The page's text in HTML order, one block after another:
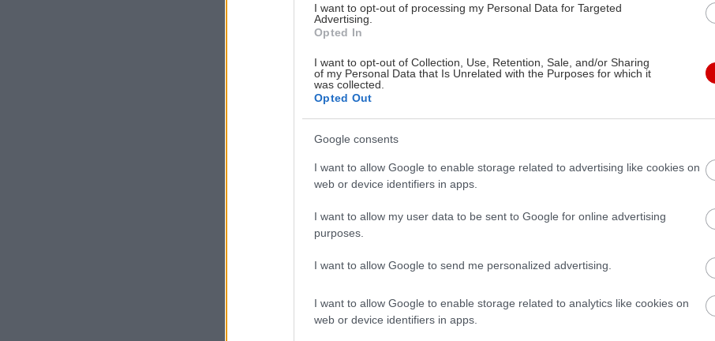
I want to opt-out of processing my Personal Data for Targeted
Advertising.
Opted In
I want to opt-out of Collection, Use, Retention, Sale, and/or Sharing
of my Personal Data that Is Unrelated with the Purposes for which it
was collected.
Opted Out
Google consents
I want to allow Google to enable storage related to advertising like cookies on
web or device identifiers in apps.
I want to allow my user data to be sent to Google for online advertising
purposes.
I want to allow Google to send me personalized advertising.
I want to allow Google to enable storage related to analytics like cookies on
web or device identifiers in apps.
Κ
άτω από τον ίσκιο των δέντρων, αλλά και σε αυλές και
ιταλική κουζίνα με πρώτες και καλύτερες τις
περιμένει στις παρακάτω διευθύνσεις για καλοκαιρινές
υπέροχες γεύσεις και αρώματα.
Και μπόλικο υδατάνθρακα.
Βαλαωρίτου 14, Κολωνάκι, τηλ: 21 0338 9669